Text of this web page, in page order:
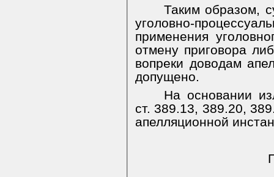
Таким образом,
уголовно-
применения
отмену приговора
вопреки доводам
допущено.
На основании
ст. 389.13, 389.20,
апелляционной